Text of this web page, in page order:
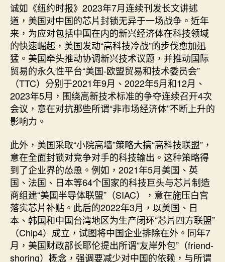
诚如《纽约时报》2023年7月连续刊发长文讲述
道，美国对中国的芯片封锁无异于一场战争。近年
来，为应对包括中国在内的新兴经济体在科技领域
的快速崛起，美国发动“高科技冷战”的步伐愈加迅
猛。美国牵头推动协调新兴技术议题，并推动国际
贸易的永久性平台“美国-欧盟贸易和技术委员会”
（TTC）分别于2021年9月、2022年5月和12月、
2023年5月，围绕高新技术标准的争夺连续召开4次
会议，意在对抗那些所谓“非市场经济体”不断上升的
影响力。
此外，美国采取“小院高墙”策略大搞“高科技联盟”，
意在全面封锁对竞争对手的科技输出。这种策略得
到了企业界的怂恿。例如，2021年5月美国、英
国、法国、日本等64个国家的科技巨头与芯片制造
商组建“美国半导体联盟”（SIAC），意在施压白宫
落实芯片补贴。此后的2022年3月，以美国、日
本、韩国和中国台湾地区为生产闭环“芯片四方联盟”
（Chip4）成立，试图将中国企业排除在外。同年7
月，美国财政部长耶伦提出所谓“友岸外包”（friend-
shoring）概念，强调要减少对中国的依赖，与所谓